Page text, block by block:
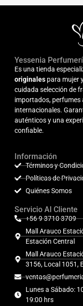
Yessenia
Es una tienda
originales para mujer
cuidada selección de
importados, perfumes
internacionales.
auténticos y una
confiable.
Información
Términos y
Políticas de
Quiénes Somos
Servicio Al Cliente
+56 9 3710 3709
Mall Arauco
Estación Central
Mall Arauco
3156, Local 1051,
Lunes a Sábado:
19:00 hrs